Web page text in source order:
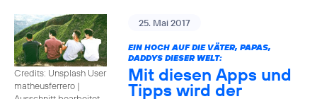
Credits: Unsplash User
matheusferrero |
25. Mai 2017
EIN HOCH AUF DIE VÄTER, PAPAS,
DADDYS DIESER WELT:
Mit diesen Apps und
Tipps wird der